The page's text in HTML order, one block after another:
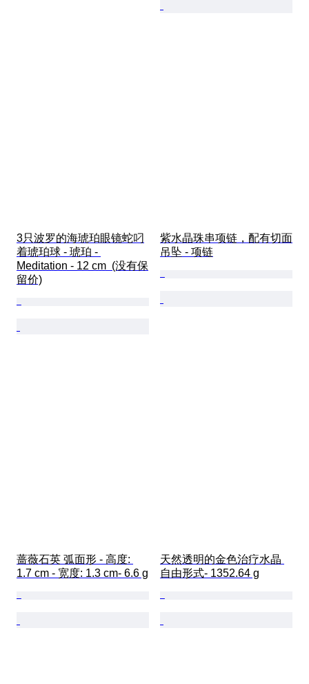
3只波罗的海琥珀眼镜蛇叼
着琥珀球 - 琥珀 -
Meditation - 12 cm  (没有保
留价)
紫水晶珠串项链，配有切面
吊坠 - 项链
蔷薇石英 弧面形 - 高度:
1.7 cm - 宽度: 1.3 cm- 6.6 g
天然透明的金色治疗水晶
自由形式- 1352.64 g